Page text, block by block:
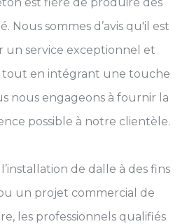
Nous sommes d’avis qu'il est
un service exceptionnel et
tout en intégrant une touche
nous engageons à fournir la
possible à notre clientèle.
de dalle à des fins
un projet commercial de
les professionnels qualifiés